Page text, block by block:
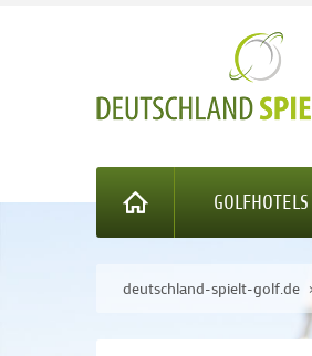
GOLFHOTELS
deutschland-spielt-golf.de